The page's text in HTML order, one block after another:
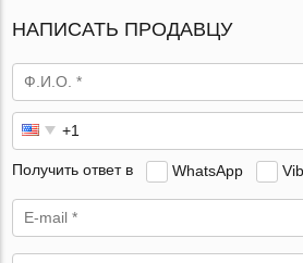
НАПИСАТЬ ПРОДАВЦУ
Получить ответ в WhatsApp